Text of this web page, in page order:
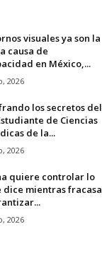
visuales ya son la
causa de
en México,...
2026
los secretos del
de Ciencias
de la...
2026
quiere controlar lo
dice mientras fracasa
2026